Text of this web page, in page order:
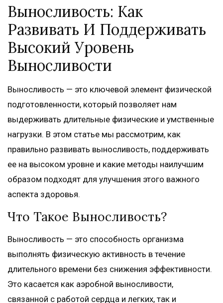
Выносливость: Как
Развивать И Поддерживать
Высокий Уровень
Выносливости
Выносливость — это ключевой элемент физической
подготовленности, который позволяет нам
выдерживать длительные физические и умственные
нагрузки. В этом статье мы рассмотрим, как
правильно развивать выносливость, поддерживать
ее на высоком уровне и какие методы наилучшим
образом подходят для улучшения этого важного
аспекта здоровья.
Что Такое Выносливость?
Выносливость — это способность организма
выполнять физическую активность в течение
длительного времени без снижения эффективности.
Это касается как аэробной выносливости,
связанной с работой сердца и легких, так и